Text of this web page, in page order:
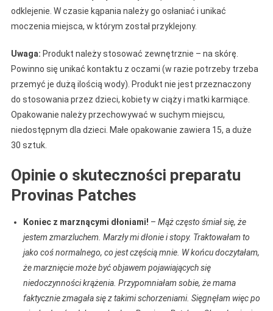
odklejenie. W czasie kąpania należy go osłaniać i unikać
moczenia miejsca, w którym został przyklejony.
Uwaga: Produkt należy stosować zewnętrznie – na skórę.
Powinno się unikać kontaktu z oczami (w razie potrzeby trzeba
przemyć je dużą ilością wody). Produkt nie jest przeznaczony
do stosowania przez dzieci, kobiety w ciąży i matki karmiące.
Opakowanie należy przechowywać w suchym miejscu,
niedostępnym dla dzieci. Małe opakowanie zawiera 15, a duże
30 sztuk.
Opinie o skuteczności preparatu
Provinas Patches
Koniec z marznącymi dłoniami! – Mąż często śmiał się, że
jestem zmarzluchem. Marzły mi dłonie i stopy. Traktowałam to
jako coś normalnego, co jest częścią mnie. W końcu doczytałam,
że marznięcie może być objawem pojawiających się
niedoczynności krążenia. Przypomniałam sobie, że mama
faktycznie zmagała się z takimi schorzeniami. Sięgnęłam więc po